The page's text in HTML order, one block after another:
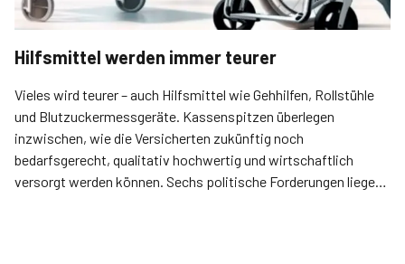
Hilfsmittel werden immer teurer
Vieles wird teurer – auch Hilfsmittel wie Gehhilfen, Rollstühle
und Blutzuckermessgeräte. Kassenspitzen überlegen
inzwischen, wie die Versicherten zukünftig noch
bedarfsgerecht, qualitativ hochwertig und wirtschaftlich
versorgt werden können. Sechs politische Forderungen liegen